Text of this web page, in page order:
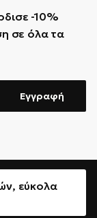
-10%
σε όλα τα
Εγγραφή
εύκολα